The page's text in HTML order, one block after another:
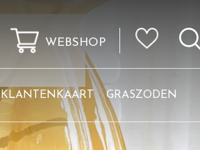
WEBSHOP
KLANTENKAART GRASZODEN